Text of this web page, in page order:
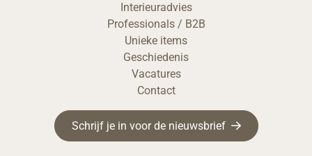
Interieuradvies
Professionals / B2B
Unieke items
Geschiedenis
Vacatures
Contact
Schrijf je in voor de nieuwsbrief